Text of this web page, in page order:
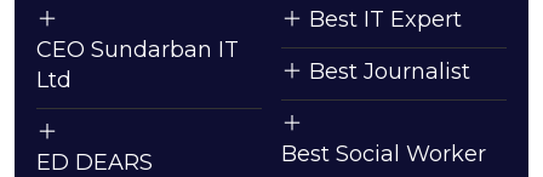
CEO Sundarban IT
Ltd
ED DEARS
Best IT Expert
Best Journalist
Best Social Worker